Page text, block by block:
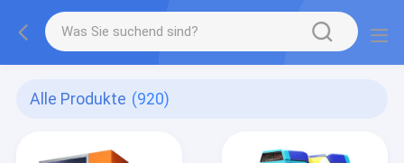
Alle Produkte (920)